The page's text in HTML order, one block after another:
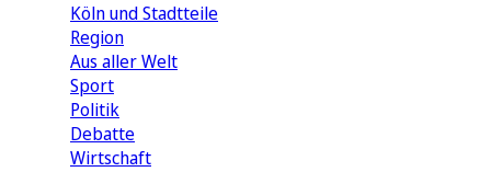
Köln und Stadtteile
Region
Aus aller Welt
Sport
Politik
Debatte
Wirtschaft